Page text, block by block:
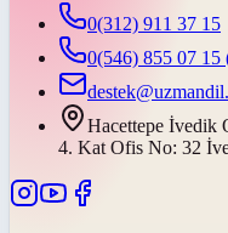
0(312) 911 37 15
0(546) 855 07 15
Hacettepe İvedik
4. Kat Ofis No: 32